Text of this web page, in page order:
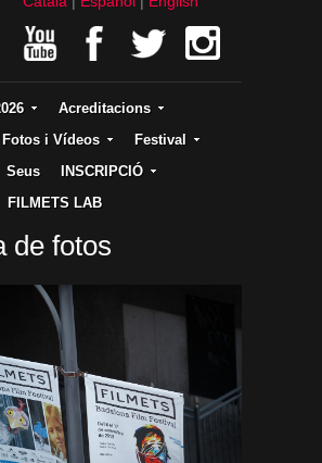
Acreditacions
Fotos i Vídeos
Festival
Seus
INSCRIPCIÓ
FILMETS LAB
de fotos